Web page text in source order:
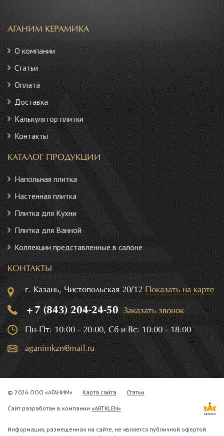
АГАНИМ КЕРАМИКА
О компании
Статьи
Оплата
Доставка
Калькулятор плитки
Контакты
КАТАЛОГ ПРОДУКЦИИ
Напольная плитка
Настенная плитка
Плитка для Кухни
Плитка для Ванной
Коллекции представленные в салоне
КОНТАКТЫ
г. Казань, Чистопольская 20/12 Показать на карте
+7 (843) 204-24-50 Заказать звонок
Пн-Пт: 10:00 - 20:00, Сб и Вс: 10:00 - 18:00
aganimkzn@mail.ru
© 2026 ООО «АГАНИМ» Карта сайта Статьи
Сайт разработан в компании «ARTKLEN»
Информация, размещенная на сайте, не является публичной офертой